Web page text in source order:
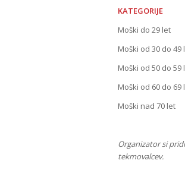
KATEGORIJE
Moški do
Moški od
Moški od 50 do 59
Moški od 60 do 69
Moški nad 70 let
Organizator si
tekmovalcev.